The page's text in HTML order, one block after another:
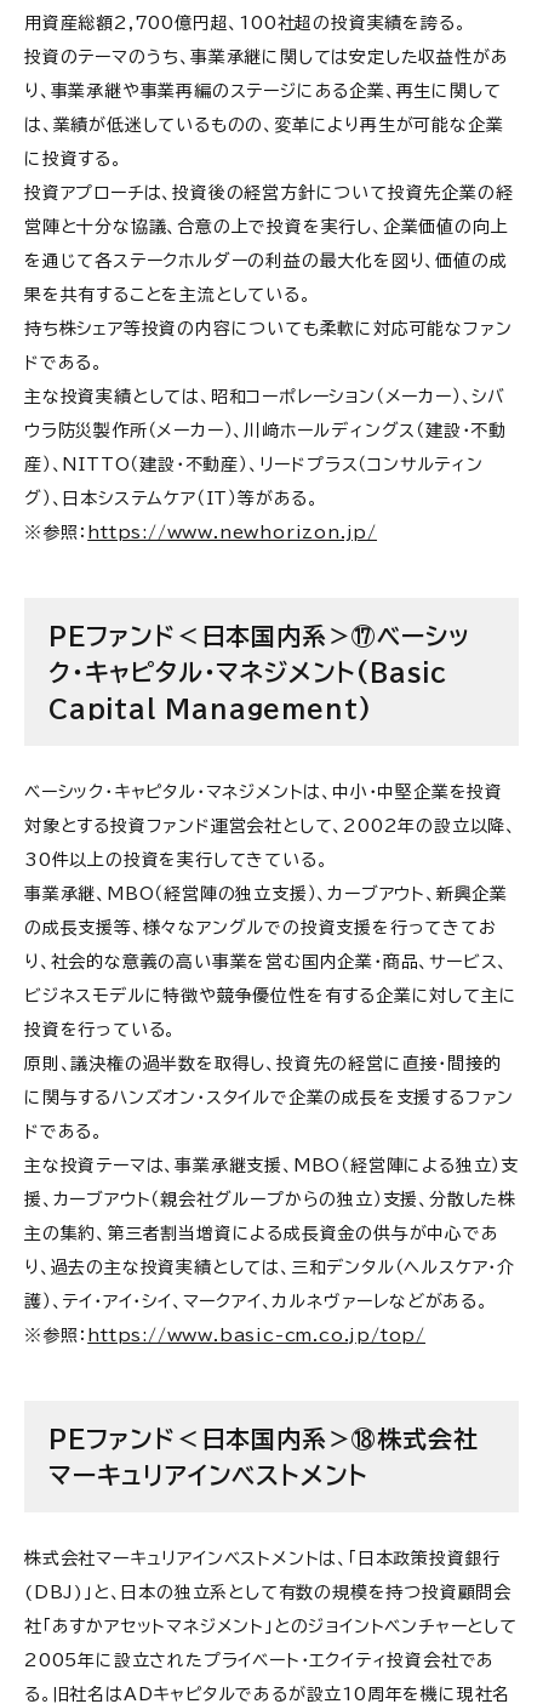
用資産総額2,700億円超、100社超の投資実績を誇る。
投資のテーマのうち、事業承継に関しては安定した収益性があ
り、事業承継や事業再編のステージにある企業、再生に関して
は、業績が低迷しているものの、変革により再生が可能な企業
に投資する。
投資アプローチは、投資後の経営方針について投資先企業の経
営陣と十分な協議、合意の上で投資を実行し、企業価値の向上
を通じて各ステークホルダーの利益の最大化を図り、価値の成
果を共有することを主流としている。
持ち株シェア等投資の内容についても柔軟に対応可能なファン
ドである。
主な投資実績としては、昭和コーポレーション（メーカー）、シバ
ウラ防災製作所（メーカー）、川﨑ホールディングス（建設・不動
産）、NITTO（建設・不動産）、リードプラス（コンサルティン
グ）、日本システムケア（IT）等がある。
※参照： https://www.newhorizon.jp/
PEファンド＜日本国内系＞⑰ベーシッ
ク・キャピタル・マネジメント(Basic
Capital Management)
ベーシック・キャピタル・マネジメントは、中小・中堅企業を投資
対象とする投資ファンド運営会社として、2002年の設立以降、
30件以上の投資を実行してきている。
事業承継、MBO（経営陣の独立支援）、カーブアウト、新興企業
の成長支援等、様々なアングルでの投資支援を行ってきてお
り、社会的な意義の高い事業を営む国内企業・商品、サービス、
ビジネスモデルに特徴や競争優位性を有する企業に対して主に
投資を行っている。
原則、議決権の過半数を取得し、投資先の経営に直接・間接的
に関与するハンズオン・スタイルで企業の成長を支援するファン
ドである。
主な投資テーマは、事業承継支援、MBO（経営陣による独立）支
援、カーブアウト（親会社グループからの独立）支援、分散した株
主の集約、第三者割当増資による成長資金の供与が中心であ
り、過去の主な投資実績としては、三和デンタル（ヘルスケア・介
護）、テイ・アイ・シイ、マークアイ、カルネヴァーレなどがある。
※参照： https://www.basic-cm.co.jp/top/
PEファンド＜日本国内系＞⑱株式会社
マーキュリアインベストメント
株式会社マーキュリアインベストメントは、「日本政策投資銀行
(DBJ)」と、日本の独立系として有数の規模を持つ投資顧問会
社「あすかアセットマネジメント」とのジョイントベンチャーとして
2005年に設立されたプライベート・エクイティ投資会社であ
る。旧社名はADキャピタルであるが設立10周年を機に現社名